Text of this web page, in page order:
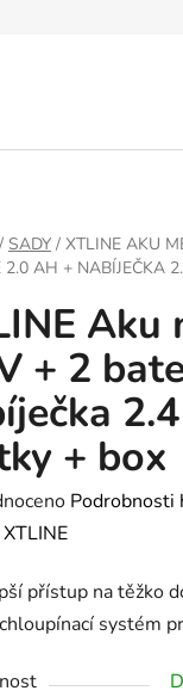
/ SADY / XTLINE AKU
2.0 AH + NABÍJEČKA
Aku
+ 2
+ box
Podrobnosti
XTLINE
přístup na těžko
systém